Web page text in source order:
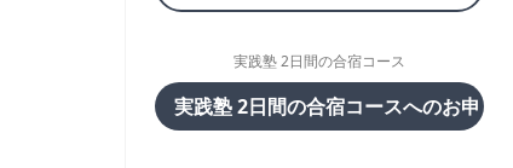
実践塾 2日間の合宿コース
実践塾 2日間の合宿コースへのお申し